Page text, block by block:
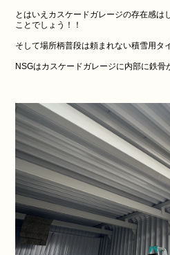
とはいえカスケードガレージの存在感は
ことでしょう！！
そして場所柄普段は頼まれない積雪用タ
NSGはカスケードガレージに内部に鉄骨